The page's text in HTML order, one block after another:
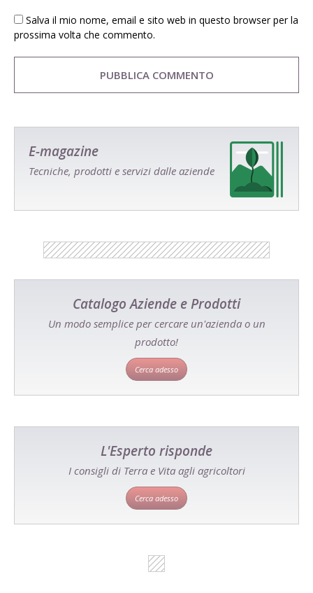
Salva il mio nome, email e sito web in questo browser per la
prossima volta che commento.
E-magazine
Tecniche, prodotti e servizi dalle aziende
Catalogo Aziende e Prodotti
Un modo semplice per cercare un'azienda o un
prodotto!
Cerca adesso
L'Esperto risponde
I consigli di Terra e Vita agli agricoltori
Cerca adesso